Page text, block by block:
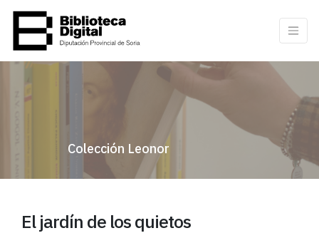
Colección Leonor
El jardín de los quietos